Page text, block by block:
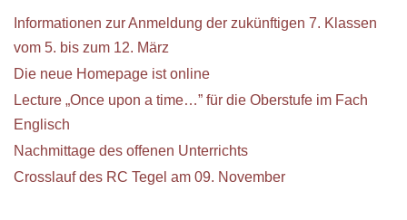
Informationen zur Anmeldung der zukünftigen 7. Klassen
vom 5. bis zum 12. März
Die neue Homepage ist online
Lecture „Once upon a time…” für die Oberstufe im Fach
Englisch
Nachmittage des offenen Unterrichts
Crosslauf des RC Tegel am 09. November